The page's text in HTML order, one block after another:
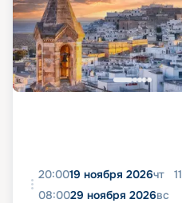
20:0019 ноября 2026чт 11
08:0029 ноября 2026вс